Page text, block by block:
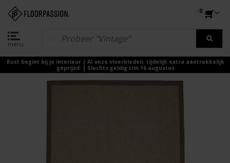
menu
0
Rust begint bij je interieur | Al onze vloerkleden, tijdelijk extra aantrekkelijk
geprijsd. | Slechts geldig t/m 16 augustus